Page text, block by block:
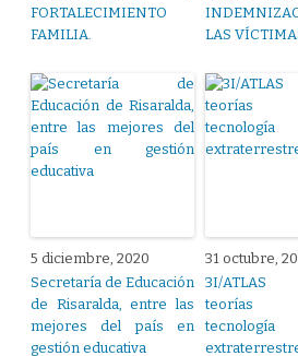
FORTALECIMIENTO
FAMILIA.
LAS
5 diciembre, 2020
Secretaría de Educación
de Risaralda, entre las
mejores del país en
gestión educativa
31 octubre,
3I/ATLAS
teorías
tecnología